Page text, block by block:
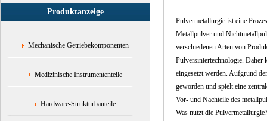
Produktanzeige
Mechanische Getriebekomponenten
Medizinische Instrumententeile
Hardware-Strukturbauteile
Pulvermetallurgie ist eine
Metallpulver und
verschiedenen Arten von
Pulversintertechnologie. Daher
eingesetzt werden. Aufgrund
geworden und spielt eine
Vor- und Nachteile des
Was nutzt die Pulvermetallurgie?